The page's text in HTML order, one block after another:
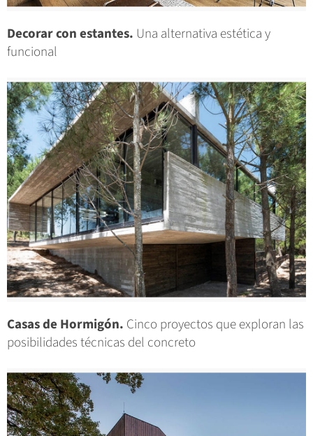
Decorar con estantes. Una alternativa estética y
funcional
Casas de Hormigón. Cinco proyectos que exploran las
posibilidades técnicas del concreto